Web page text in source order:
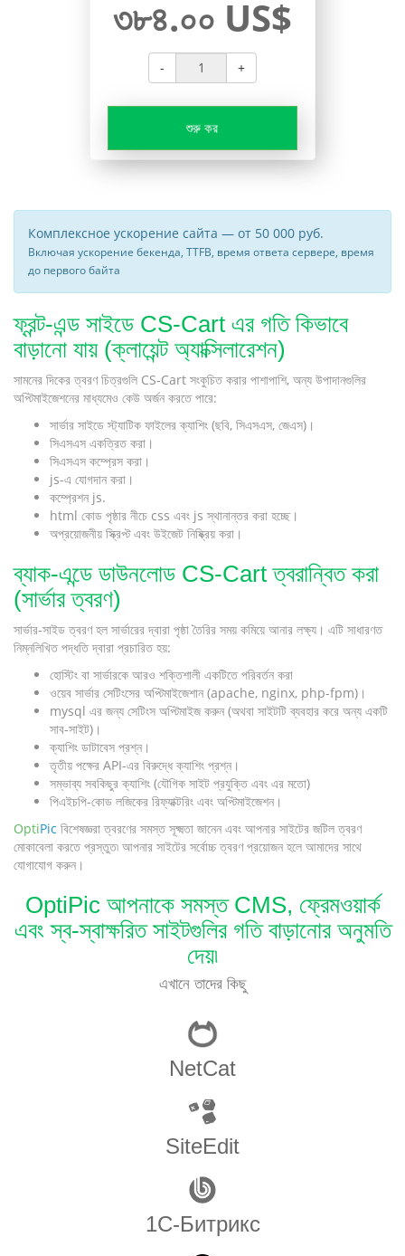
৩৮৪.০০ US$
- +
শুরু কর
Комплексное ускорение сайта — от 50 000 руб.
Включая ускорение бекенда, TTFB, время ответа сервере, время
до первого байта
ফ্রন্ট-এন্ড সাইডে CS-Cart এর গতি কিভাবে
বাড়ানো যায় (ক্লায়েন্ট অ্যাক্সিলারেশন)
সামনের দিকের ত্বরণ চিত্রগুলি CS-Cart সংকুচিত করার পাশাপাশি, অন্য উপাদানগুলির
অপ্টিমাইজেশনের মাধ্যমেও কেউ অর্জন করতে পারে:
সার্ভার সাইডে স্ট্যাটিক ফাইলের ক্যাশিং (ছবি, সিএসএস, জেএস)।
সিএসএস একত্রিত করা।
সিএসএস কম্প্রেস করা।
js-এ যোগদান করা।
কম্প্রেশন js.
html কোড পৃষ্ঠার নীচে css এবং js স্থানান্তর করা হচ্ছে।
অপ্রয়োজনীয় স্ক্রিপ্ট এবং উইজেট নিষ্ক্রিয় করা।
ব্যাক-এন্ডে ডাউনলোড CS-Cart ত্বরান্বিত করা
(সার্ভার ত্বরণ)
সার্ভার-সাইড ত্বরণ হল সার্ভারের দ্বারা পৃষ্ঠা তৈরির সময় কমিয়ে আনার লক্ষ্য। এটি সাধারণত
নিম্নলিখিত পদ্ধতি দ্বারা প্রচারিত হয়:
হোস্টিং বা সার্ভারকে আরও শক্তিশালী একটিতে পরিবর্তন করা
ওয়েব সার্ভার সেটিংসের অপ্টিমাইজেশান (apache, nginx, php-fpm)।
mysql এর জন্য সেটিংস অপ্টিমাইজ করুন (অথবা সাইটটি ব্যবহার করে অন্য একটি
সাব-সাইট)।
ক্যাশিং ডাটাবেস প্রশ্ন।
তৃতীয় পক্ষের API-এর বিরুদ্ধে ক্যাশিং প্রশ্ন।
সম্ভাব্য সবকিছুর ক্যাশিং (যৌগিক সাইট প্রযুক্তি এবং এর মতো)
পিএইচপি-কোড লজিকের রিফ্যাক্টরিং এবং অপ্টিমাইজেশন।
OptiPic বিশেষজ্ঞরা ত্বরণের সমস্ত সূক্ষ্মতা জানেন এবং আপনার সাইটের জটিল ত্বরণ
মোকাবেলা করতে প্রস্তুত৷ আপনার সাইটের সর্বোচ্চ ত্বরণ প্রয়োজন হলে আমাদের সাথে
যোগাযোগ করুন।
OptiPic আপনাকে সমস্ত CMS, ফ্রেমওয়ার্ক
এবং স্ব-স্বাক্ষরিত সাইটগুলির গতি বাড়ানোর অনুমতি
দেয়৷
এখানে তাদের কিছু
NetCat
SiteEdit
1С-Битрикс